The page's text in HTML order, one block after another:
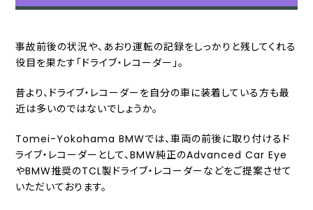
事故前後の状況や、あおり運転の記録をしっかりと残してくれる
役目を果たす「ドライブ・レコーダー」。
昔より、ドライブ・レコーダーを自分の車に装着している方も最
近は多いのではないでしょうか。
Tomei-Yokohama BMWでは、車両の前後に取り付けるド
ライブ・レコーダーとして、BMW純正のAdvanced Car Eye
やBMW推奨のTCL製ドライブ・レコーダーなどをご提案させて
いただいております。